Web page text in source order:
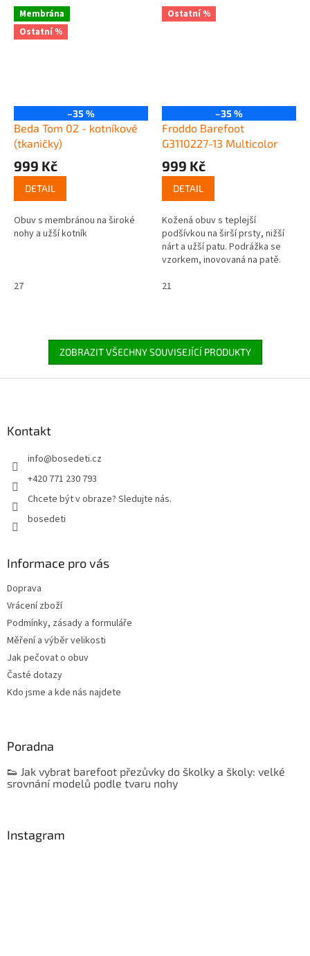
Membrána
Ostatní %
–35 %
Beda Tom 02 - kotníkové
(tkaničky)
999 Kč
DETAIL
Obuv s membránou na široké
nohy a užší kotník
27
Ostatní %
–35 %
Froddo Barefoot
G3110227-13 Multicolor
999 Kč
DETAIL
Kožená obuv s teplejší
podšívkou na širší prsty, nižší
nárt a užší patu. Podrážka se
vzorkem, inovovaná na patě.
21
ZOBRAZIT VŠECHNY SOUVISEJÍCÍ PRODUKTY
Kontakt
info@bosedeti.cz
+420 771 230 793
Chcete být v obraze? Sledujte nás.
bosedeti
Informace pro vás
Doprava
Vrácení zboží
Podmínky, zásady a formuláře
Měření a výběr velikosti
Jak pečovat o obuv
Časté dotazy
Kdo jsme a kde nás najdete
Poradna
👟 Jak vybrat barefoot přezůvky do školky a školy: velké
srovnání modelů podle tvaru nohy
Instagram